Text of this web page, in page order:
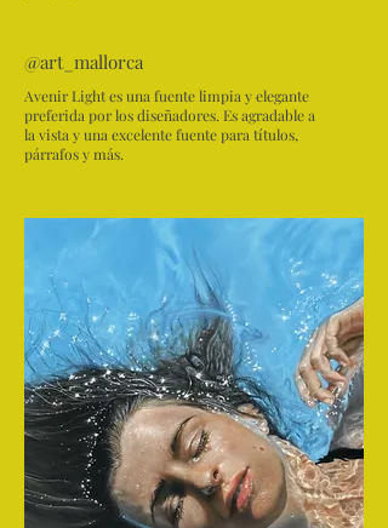
@art_mallorca
Avenir Light es una fuente limpia y elegante
preferida por los diseñadores. Es agradable a
la vista y una excelente fuente para títulos,
párrafos y más.